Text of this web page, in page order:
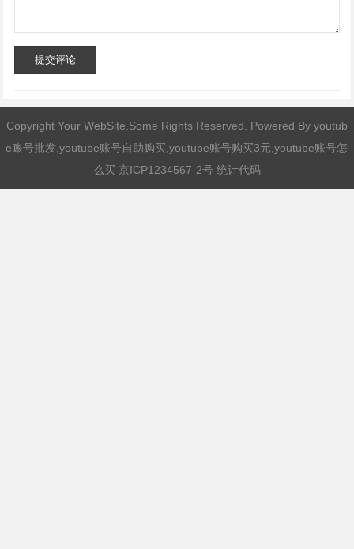
提交评论
Copyright Your WebSite.Some Rights Reserved. Powered By youtub
e账号批发,youtube账号自助购买,youtube账号购买3元,youtube账号怎
么买 京ICP1234567-2号 统计代码